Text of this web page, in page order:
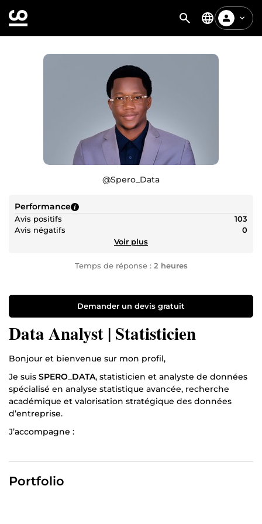
@Spero_Data
Performance
Avis positifs
103
Avis négatifs
0
Voir plus
Temps de réponse : 2 heures
Demander un devis gratuit
Data Analyst | Statisticien
Bonjour et bienvenue sur mon profil,
Je suis SPERO_DATA, statisticien et analyste de données
spécialisé en analyse statistique avancée, recherche
académique et valorisation stratégique des données
d’entreprise.
J’accompagne :
complète et rigoureuse de leurs mémoires et thèses,
avec des interprétations claires et structurées
Portfolio